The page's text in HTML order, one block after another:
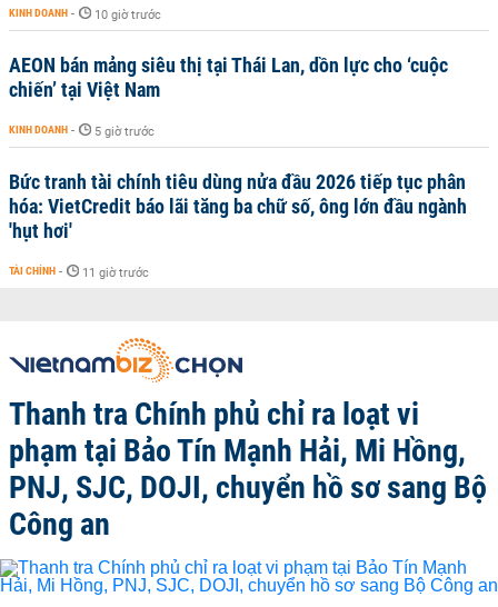
KINH DOANH - 10 giờ trước
AEON bán mảng siêu thị tại Thái Lan, dồn lực cho ‘cuộc
chiến’ tại Việt Nam
KINH DOANH - 5 giờ trước
Bức tranh tài chính tiêu dùng nửa đầu 2026 tiếp tục phân
hóa: VietCredit báo lãi tăng ba chữ số, ông lớn đầu ngành
'hụt hơi'
TÀI CHÍNH - 11 giờ trước
Thanh tra Chính phủ chỉ ra loạt vi
phạm tại Bảo Tín Mạnh Hải, Mi Hồng,
PNJ, SJC, DOJI, chuyển hồ sơ sang Bộ
Công an